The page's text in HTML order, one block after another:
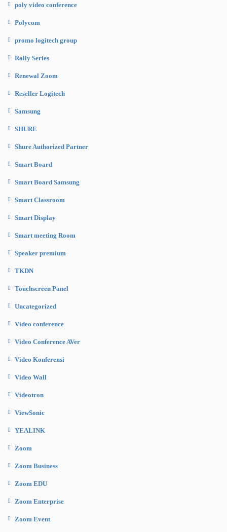
poly video conference
Polycom
promo logitech group
Rally Series
Renewal Zoom
Reseller Logitech
Samsung
SHURE
Shure Authorized Partner
Smart Board
Smart Board Samsung
Smart Classroom
Smart Display
Smart meeting Room
Speaker premium
TKDN
Touchscreen Panel
Uncategorized
Video conference
Video Conference AVer
Video Konferensi
Video Wall
Videotron
ViewSonic
YEALINK
Zoom
Zoom Business
Zoom EDU
Zoom Enterprise
Zoom Event